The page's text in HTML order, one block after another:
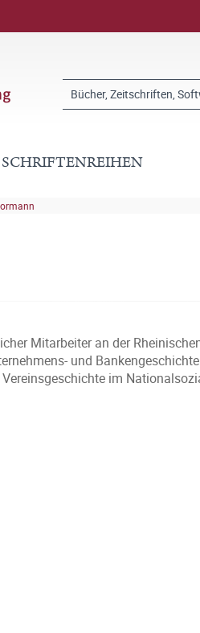
SCHRIFTENREIHEN
Mitarbeiter an der
und
im